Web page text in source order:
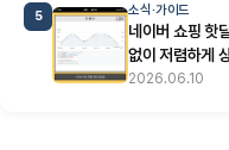
5 소식·가이드
네이버 쇼핑 핫
없이 저렴하게
2026.06.10